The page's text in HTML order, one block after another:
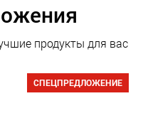
продукты для вас
СПЕЦПРЕДЛОЖЕНИЕ